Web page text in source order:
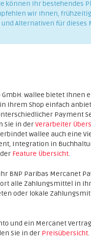
können Ihr bestehendes
wir Ihnen,
Alternativen für dieses
wallee bietet Ihnen
Ihrem Shop einfach
Payment
Sie in derVerarbeiter
wallee auch eine
Integration in
Feature Übersicht.
BNP Paribas Mercanet
alle Zahlungsmittel in
oder lokale
und ein Mercanet
Sie in der Preisübersicht